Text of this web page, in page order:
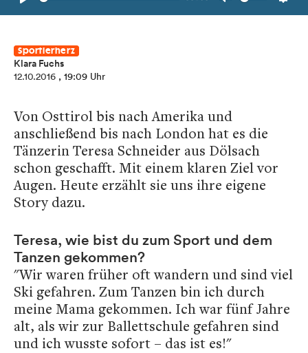
Play Unmute
London und tanzt aus Leidenschaft.
Sportlerherz
Klara Fuchs
12.10.2016 , 19:09 Uhr
Von Osttirol bis nach Amerika und
anschließend bis nach London hat es die
Tänzerin Teresa Schneider aus Dölsach
schon geschafft. Mit einem klaren Ziel vor
Augen. Heute erzählt sie uns ihre eigene
Story dazu.
Teresa, wie bist du zum Sport und dem
Tanzen gekommen?
"Wir waren früher oft wandern und sind viel
Ski gefahren. Zum Tanzen bin ich durch
meine Mama gekommen. Ich war fünf Jahre
alt, als wir zur Ballettschule gefahren sind
und ich wusste sofort – das ist es!"